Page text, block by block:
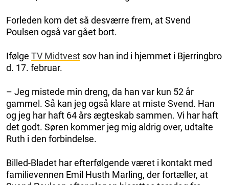
Forleden kom det så desværre frem, at Svend
Poulsen også var gået bort.
Ifølge TV Midtvest sov han ind i hjemmet i Bjerringbro
d. 17. februar.
– Jeg mistede min dreng, da han var kun 52 år
gammel. Så kan jeg også klare at miste Svend. Han
og jeg har haft 64 års ægteskab sammen. Vi har haft
det godt. Søren kommer jeg mig aldrig over, udtalte
Ruth i den forbindelse.
Billed-Bladet har efterfølgende været i kontakt med
familievennen Emil Husth Marling, der fortæller, at